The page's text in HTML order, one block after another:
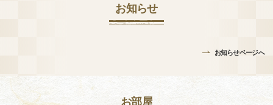
お知らせ
お知らせページへ
お部屋